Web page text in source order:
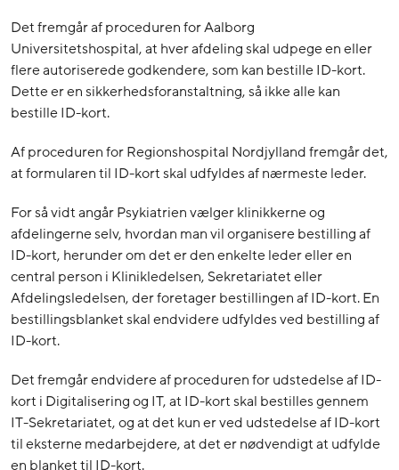
Det fremgår af proceduren for Aalborg
Universitetshospital, at hver afdeling skal udpege en eller
flere autoriserede godkendere, som kan bestille ID-kort.
Dette er en sikkerhedsforanstaltning, så ikke alle kan
bestille ID-kort.
Af proceduren for Regionshospital Nordjylland fremgår det,
at formularen til ID-kort skal udfyldes af nærmeste leder.
For så vidt angår Psykiatrien vælger klinikkerne og
afdelingerne selv, hvordan man vil organisere bestilling af
ID-kort, herunder om det er den enkelte leder eller en
central person i Klinikledelsen, Sekretariatet eller
Afdelingsledelsen, der foretager bestillingen af ID-kort. En
bestillingsblanket skal endvidere udfyldes ved bestilling af
ID-kort.
Det fremgår endvidere af proceduren for udstedelse af ID-
kort i Digitalisering og IT, at ID-kort skal bestilles gennem
IT-Sekretariatet, og at det kun er ved udstedelse af ID-kort
til eksterne medarbejdere, at det er nødvendigt at udfylde
en blanket til ID-kort.